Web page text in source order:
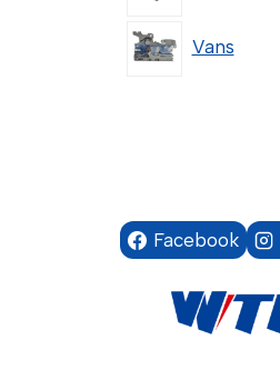
Vans
Facebook